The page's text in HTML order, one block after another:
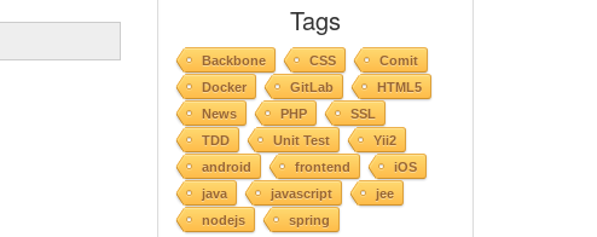
Tags
Backbone CSS
Comit
Docker
GitLab
HTML5
News
PHP
SSL
TDD
Unit Test
Yii2
android
frontend
iOS
java
javascript
jee
nodejs
spring